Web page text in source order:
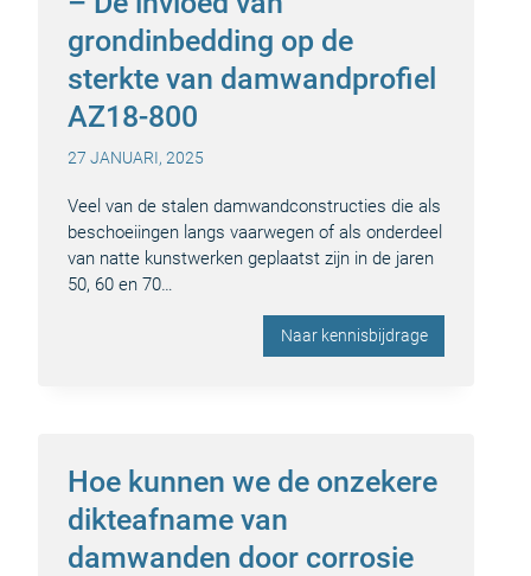
grondinbedding op de
sterkte van damwandprofiel
AZ18-800
27 JANUARI, 2025
Veel van de stalen damwandconstructies die als
beschoeiingen langs vaarwegen of als onderdeel
van natte kunstwerken geplaatst zijn in de jaren
50, 60 en 70…
Naar kennisbijdrage
Hoe kunnen we de onzekere
dikteafname van
damwanden door corrosie